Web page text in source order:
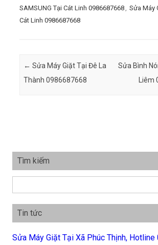
SAMSUNG Tại Cát Linh 0986687668, Sửa Máy
Cát Linh 0986687668
Post navigation
← Sửa Máy Giặt Tại Đê La
Thành 0986687668
Sửa Bình
Liêm
Tìm kiếm
Tin tức
Sửa Máy Giặt Tại Xã Phúc Thịnh,